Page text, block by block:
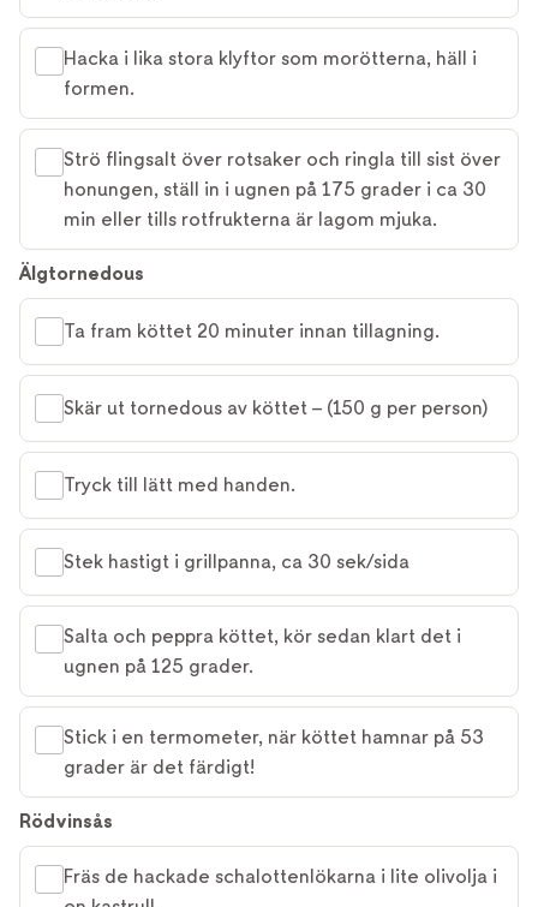
Hacka i lika stora klyftor som morötterna, häll i
formen.
Strö flingsalt över rotsaker och ringla till sist över
honungen, ställ in i ugnen på 175 grader i ca 30
min eller tills rotfrukterna är lagom mjuka.
Älgtornedous
Ta fram köttet 20 minuter innan tillagning.
Skär ut tornedous av köttet – (150 g per person)
Tryck till lätt med handen.
Stek hastigt i grillpanna, ca 30 sek/sida
Salta och peppra köttet, kör sedan klart det i
ugnen på 125 grader.
Stick i en termometer, när köttet hamnar på 53
grader är det färdigt!
Rödvinsås
Fräs de hackade schalottenlökarna i lite olivolja i